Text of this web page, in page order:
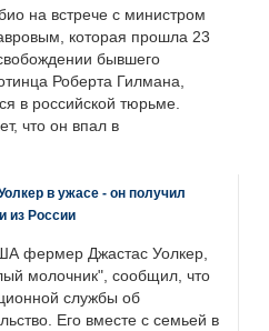
на встрече с министром
которая прошла 23
бывшего
Роберта Гилмана,
в российской тюрьме.
что он впал в
в ужасе - он получил
из России
фермер Джастас Уолкер,
молочник", сообщил, что
службы об
Его вместе с семьей в